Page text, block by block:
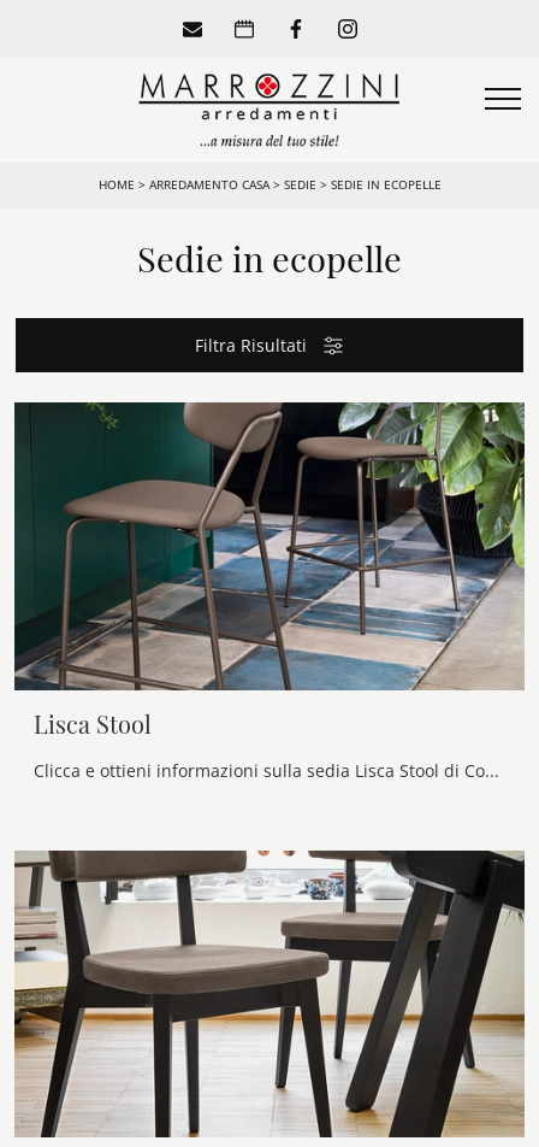
HOME > ARREDAMENTO CASA> SEDIE > SEDIE IN ECOPELLE
Sedie in ecopelle
Filtra Risultati
Lisca Stool
Clicca e ottieni informazioni sulla sedia Lisca Stool di Connubia in ecopelle: le più originali Sedie sgabelli moderne ti aspettano.